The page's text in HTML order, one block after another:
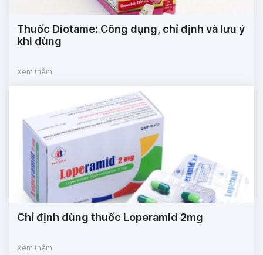
Thuốc Diotame: Công dụng, chỉ định và lưu ý
khi dùng
Xem thêm
Chỉ định dùng thuốc Loperamid 2mg
Xem thêm